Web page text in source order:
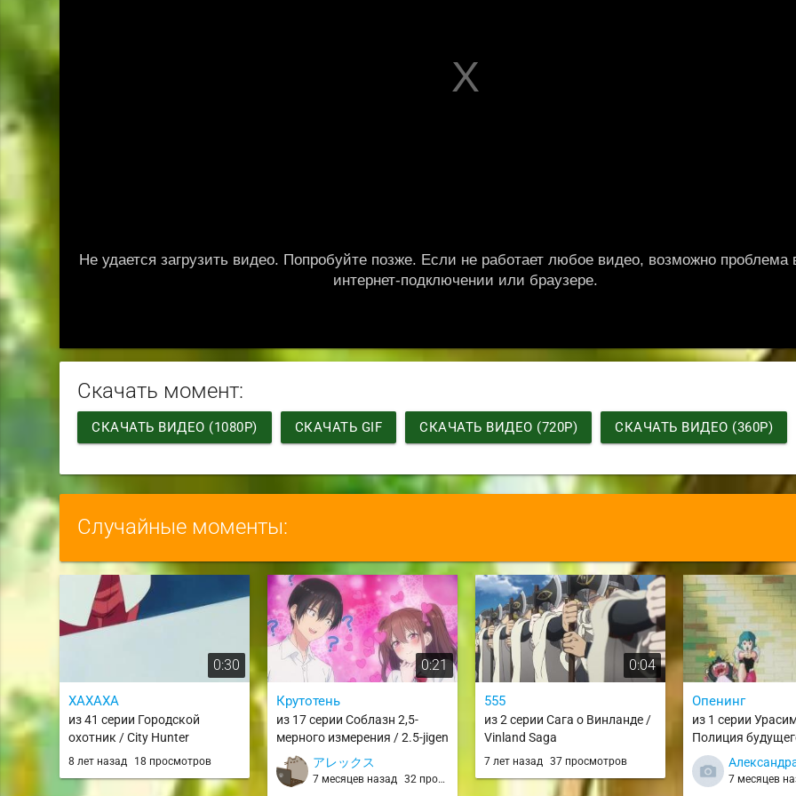
Скачать момент:
СКАЧАТЬ ВИДЕО (1080P) СКАЧАТЬ GIF СКАЧАТЬ ВИДЕО (720P) СКАЧАТЬ ВИДЕО (360P)
Случайные моменты:
0:30
ХАХАХА
из 41 серии Городской
охотник / City Hunter
8 лет назад 18 просмотров
0:21
Крутотень
из 17 серии Соблазн 2,5-
мерного измерения / 2.5-jigen
no Ririsaアレックス
7 месяцев назад 32 просмотра
0:04
555
из 2 серии Сага о Винланде /
Vinland Saga
7 лет назад 37 просмотров
Опенинг
из 1 серии
Полиция
Keisatsu Urashiman
7 месяцев